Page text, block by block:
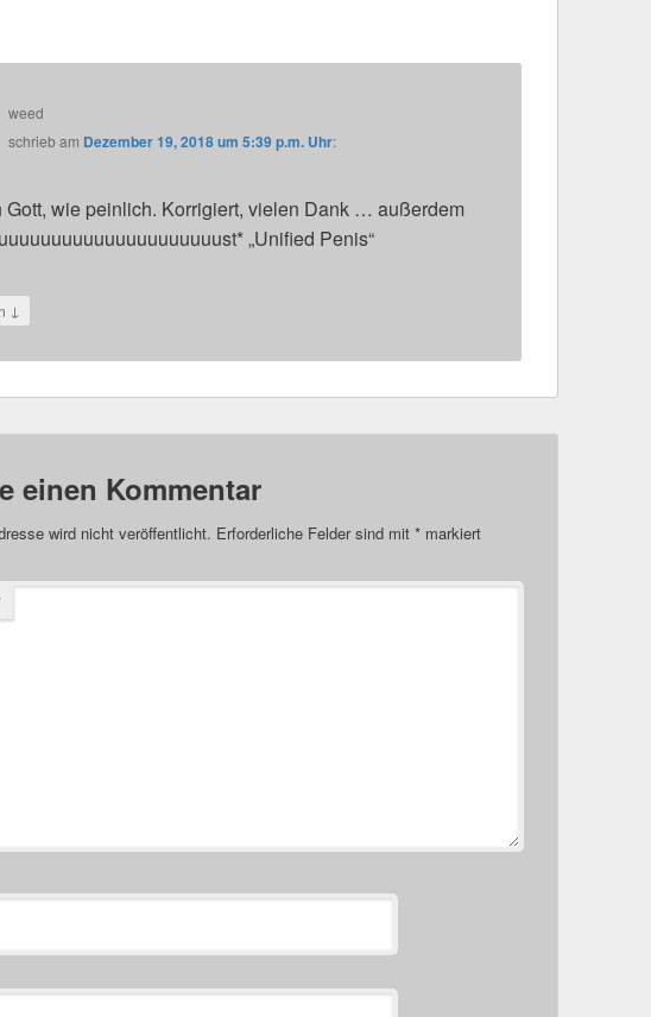
weed
schriebam Dezember 19, 2018 um 5:39 p.m. Uhr:
Gott, wie peinlich. Korrigiert, vielen Dank … außerdem
„Unified Penis“
↓
einen Kommentar
wird nicht veröffentlicht. Erforderliche Felder sind mit * markiert